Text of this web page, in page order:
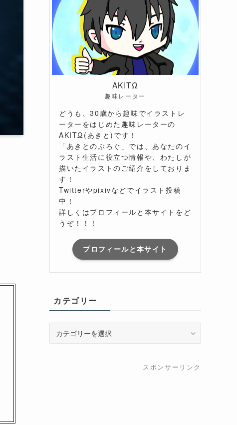
AKITΩ
趣味レーター
どうも、30歳から趣味でイラストレ
ーターをはじめた趣味レーターの
AKITΩ(あきと)です！
「あきとのぶろぐ」では、あなたのイ
ラスト生活に役立つ情報や、わたしが
描いたイラストのご紹介をしておりま
す！
Twitterやpixivなどでイラスト投稿
中！
詳しくはプロフィールと本サイトをど
うぞ！！！
プロフィールと本サイト
カテゴリー
テ
スポンサーリンク